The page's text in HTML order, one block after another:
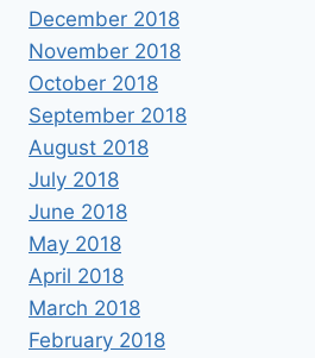
December 2018
November 2018
October 2018
September 2018
August 2018
July 2018
June 2018
May 2018
April 2018
March 2018
February 2018